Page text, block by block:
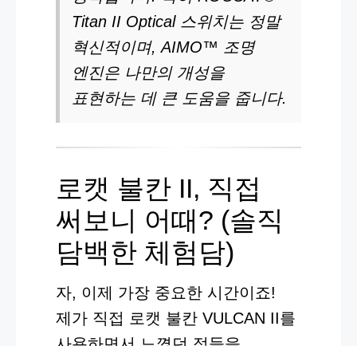
Titan II Optical 스위치는 정말
혁신적이며, AIMO™ 조명
엔진은 나만의 개성을
표현하는 데 큰 도움을 줍니다.
로캣 불칸 II, 직접
써보니 어때? (솔직
담백한 체험담)
자, 이제 가장 중요한 시간이죠!
제가 직접 로캣 불칸 VULCAN II를